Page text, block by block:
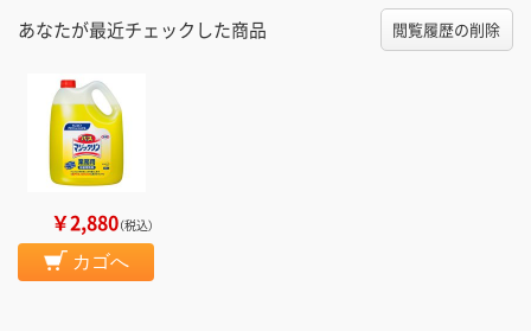
あなたが最近チェックした商品 閲覧履歴の削除
￥2,880（税込）
カゴへ